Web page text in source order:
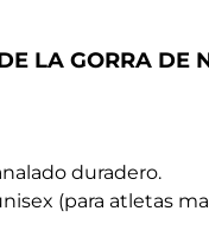
LA GORRA DE
duradero.
(para atletas